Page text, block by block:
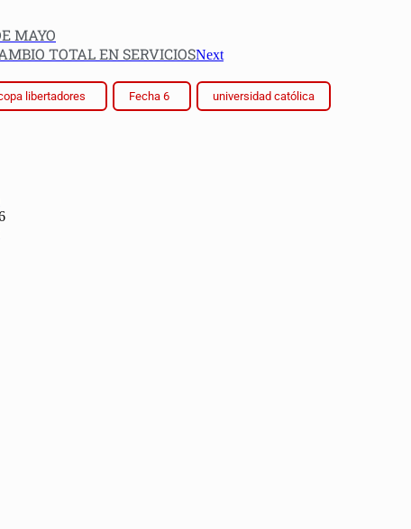
MAYO
TOTAL EN SERVICIOSNext
libertadores Fecha 6 universidad católica